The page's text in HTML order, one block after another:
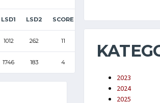
LSD1 LSD2 SCORE
1012 262 11
1746 183 4
2023
2024
2025